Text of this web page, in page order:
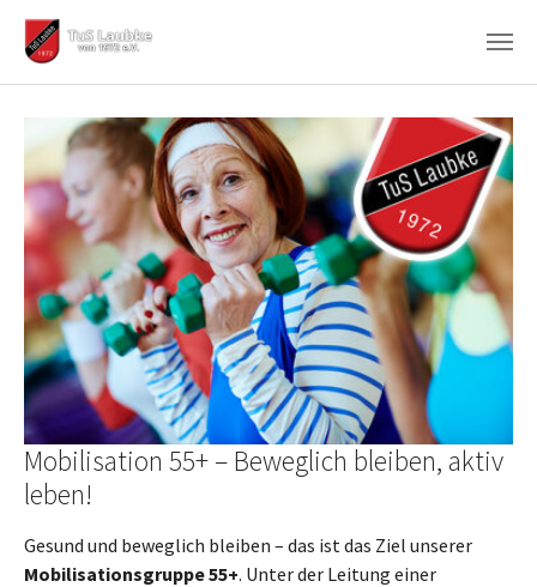
Mobilisation 55+ – Beweglich bleiben, aktiv
leben!
Gesund und beweglich bleiben – das ist das Ziel unserer
Mobilisationsgruppe 55+. Unter der Leitung einer